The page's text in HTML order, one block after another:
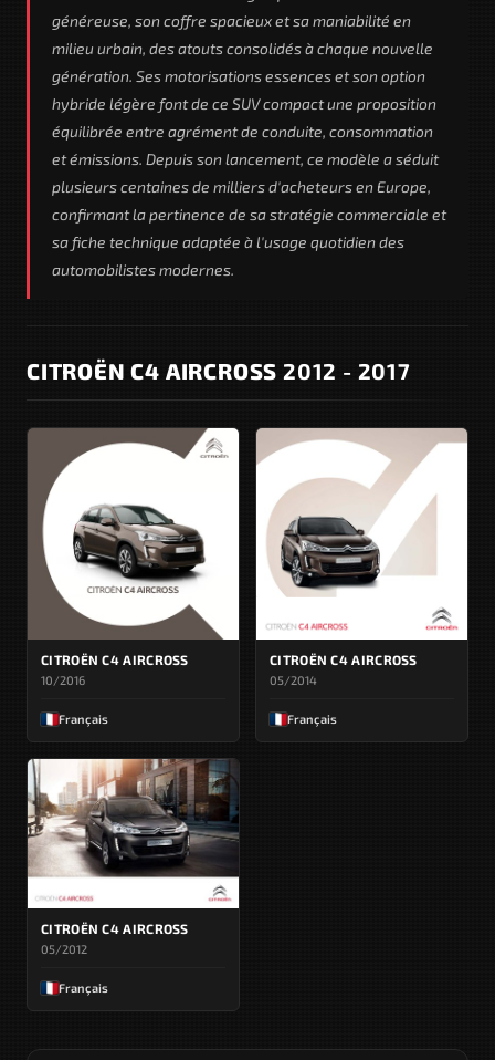
généreuse, son coffre spacieux et sa maniabilité en
milieu urbain, des atouts consolidés à chaque nouvelle
génération. Ses motorisations essences et son option
hybride légère font de ce SUV compact une proposition
équilibrée entre agrément de conduite, consommation
et émissions. Depuis son lancement, ce modèle a séduit
plusieurs centaines de milliers d'acheteurs en Europe,
confirmant la pertinence de sa stratégie commerciale et
sa fiche technique adaptée à l'usage quotidien des
automobilistes modernes.
CITROËN C4 AIRCROSS 2012 - 2017
CITROËN C4 AIRCROSS
10/2016
Français
CITROËN C4 AIRCROSS
05/2014
Français
CITROËN C4 AIRCROSS
05/2012
Français